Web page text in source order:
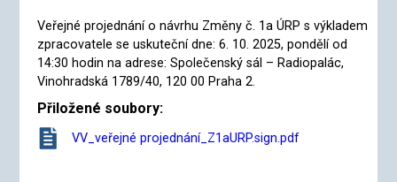
Veřejné projednání o návrhu Změny č. 1a ÚRP s výkladem
zpracovatele se uskuteční dne: 6. 10. 2025, pondělí od
14:30 hodin na adrese: Společenský sál – Radiopalác,
Vinohradská 1789/40, 120 00 Praha 2.
Přiložené soubory:
VV_veřejné projednání_Z1aURP.sign.pdf